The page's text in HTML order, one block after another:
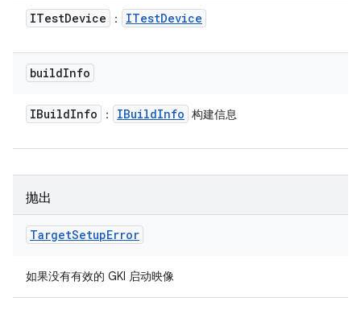
ITestDevice ： ITestDevice
buildInfo
IBuildInfo ： IBuildInfo 构建信息
抛出
TargetSetupError
如果没有有效的 GKI 启动映像